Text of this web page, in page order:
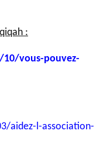
:
10/vous-pouvez-
aidez-l-association-